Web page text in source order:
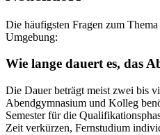
Die häufigsten Fragen zum
Umgebung:
Wie lange dauert es, das
Die Dauer beträgt meist zwei bis
Abendgymnasium und Kolleg
Semester für die
Zeit verkürzen, Fernstudium